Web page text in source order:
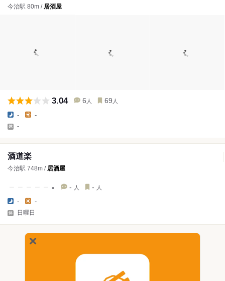
今治駅 80m / 居酒屋
3.04 6 人 69 人
- -
-
酒道楽
今治駅 748m / 居酒屋
- - 人 - 人
- -
日曜日